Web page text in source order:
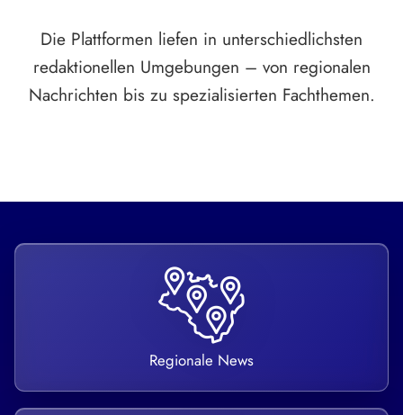
Die Plattformen liefen in unterschiedlichsten
redaktionellen Umgebungen – von regionalen
Nachrichten bis zu spezialisierten Fachthemen.
Regionale News